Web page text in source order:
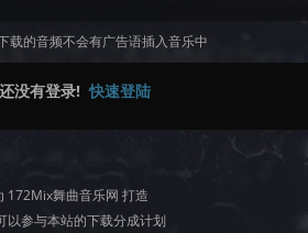
载的音频不会有广告语插入音乐中
没有登录! 快速登陆
172Mix舞曲音乐网 打造
以参与本站的下载分成计划